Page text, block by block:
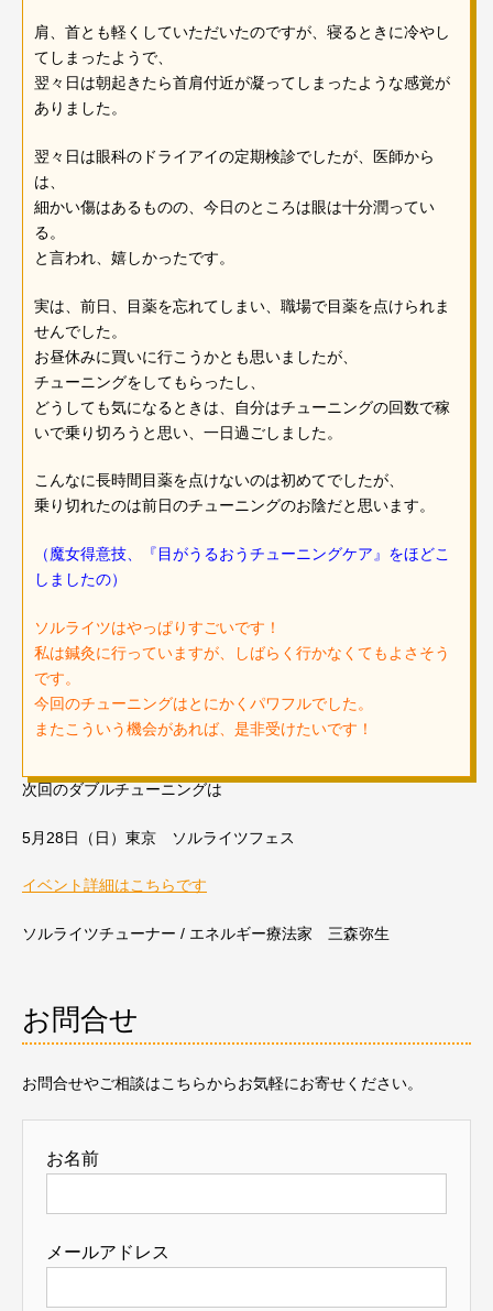
肩、首とも軽くしていただいたのですが、寝るときに冷やし
てしまったようで、
翌々日は朝起きたら首肩付近が凝ってしまったような感覚が
ありました。
翌々日は眼科のドライアイの定期検診でしたが、医師から
は、
細かい傷はあるものの、今日のところは眼は十分潤ってい
る。
と言われ、嬉しかったです。
実は、前日、目薬を忘れてしまい、職場で目薬を点けられま
せんでした。
お昼休みに買いに行こうかとも思いましたが、
チューニングをしてもらったし、
どうしても気になるときは、自分はチューニングの回数で稼
いで乗り切ろうと思い、一日過ごしました。
こんなに長時間目薬を点けないのは初めてでしたが、
乗り切れたのは前日のチューニングのお陰だと思います。
（魔女得意技、『目がうるおうチューニングケア』をほどこ
しましたの）
ソルライツはやっぱりすごいです！
私は鍼灸に行っていますが、しばらく行かなくてもよさそう
です。
今回のチューニングはとにかくパワフルでした。
またこういう機会があれば、是非受けたいです！
次回のダブルチューニングは
5月28日（日）東京 ソルライツフェス
イベント詳細はこちらです
ソルライツチューナー / エネルギー療法家 三森弥生
お問合せ
お問合せやご相談はこちらからお気軽にお寄せください。
お名前
メールアドレス